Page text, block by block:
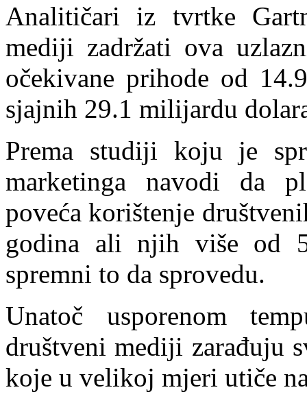
Analitičari iz tvrtke
mediji zadržati ova
očekivane prihode od
sjajnih 29.1 milijardu
Prema studiji koju je
marketinga navodi da
poveća korištenje
godina ali njih više od
spremni to da sprovedu.
Unatoč usporenom
društveni mediji zarađuju
koje u velikoj mjeri utiče